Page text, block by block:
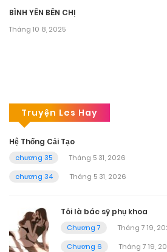
BÌNH YÊN BÊN CHỊ
Tháng 10 8, 2025
Truyện Les Hay
Hệ Thống Cải Tạo
chương 35
Tháng 5 31, 2026
chương 34
Tháng 5 31, 2026
Tôi là bác sỹ phụ khoa
Chương 7
Tháng 7 19,
Chương 6
Tháng 7 19,